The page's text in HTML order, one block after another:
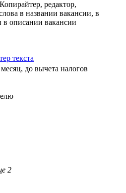
Копирайтер, редактор,
в названии вакансии, в
описании вакансии
текста
месяц, до вычета налогов
2